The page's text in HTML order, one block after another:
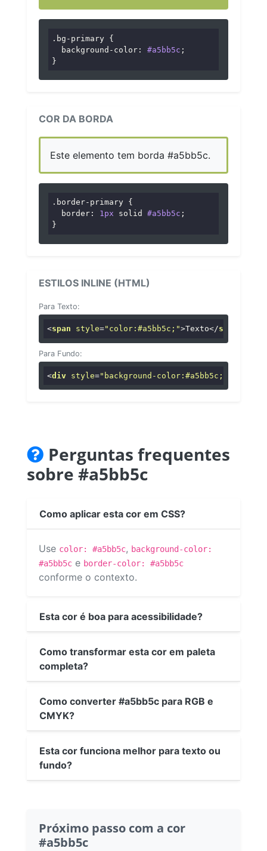
.bg-primary {
background-color : #a5bb5c ;
}
COR DA BORDA
Este elemento tem borda #a5bb5c.
.border-primary {
border : 1px solid #a5bb5c ;
}
ESTILOS INLINE (HTML)
Para Texto:
<span style="color:#a5bb5c;">Texto</span
Para Fundo:
<div style="background-color:#a5bb5c;"
Perguntas frequentes
sobre #a5bb5c
Como aplicar esta cor em CSS?
Use color: #a5bb5c, background-color:
#a5bb5c e border-color: #a5bb5c
conforme o contexto.
Esta cor é boa para acessibilidade?
Como transformar esta cor em paleta
completa?
Como converter #a5bb5c para RGB e
CMYK?
Esta cor funciona melhor para texto ou
fundo?
Próximo passo com a cor
#a5bb5c